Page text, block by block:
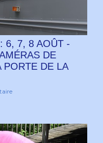
6, 7, 8 AOÛT -
DE
PORTE DE LA